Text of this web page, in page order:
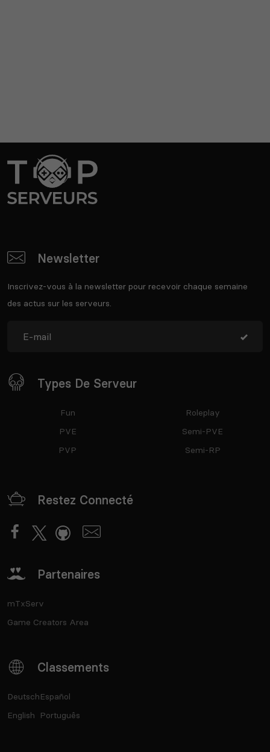
Newsletter
Inscrivez-vous à la newsletter pour recevoir chaque semaine
des actus sur les serveurs.
Types De Serveur
Fun
PVE
PVP
Roleplay
Semi-PVE
Semi-RP
Restez Connecté
Partenaires
mTxServ
Game Creators Area
Classements
Deutsch
English
Español
Português